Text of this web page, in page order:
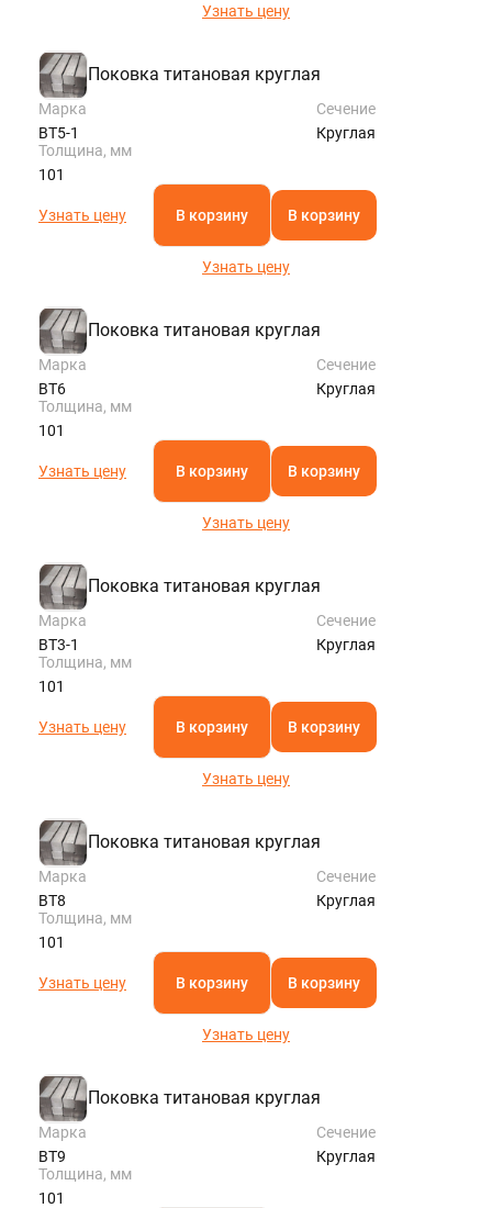
Узнать цену
Поковка титановая круглая
Марка
ВТ5-1
Сечение
Круглая
Толщина, мм
101
Узнать цену В корзину В корзину
Узнать цену
Поковка титановая круглая
Марка
ВТ6
Сечение
Круглая
Толщина, мм
101
Узнать цену В корзину В корзину
Узнать цену
Поковка титановая круглая
Марка
ВТ3-1
Сечение
Круглая
Толщина, мм
101
Узнать цену В корзину В корзину
Узнать цену
Поковка титановая круглая
Марка
ВТ8
Сечение
Круглая
Толщина, мм
101
Узнать цену В корзину В корзину
Узнать цену
Поковка титановая круглая
Марка
ВТ9
Сечение
Круглая
Толщина, мм
101